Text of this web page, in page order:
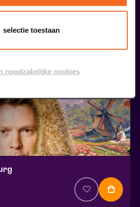
selectie toestaan
noodzakelijke cookies